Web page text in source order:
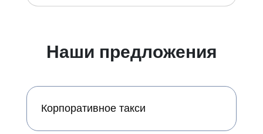
Наши предложения
Корпоративное такси